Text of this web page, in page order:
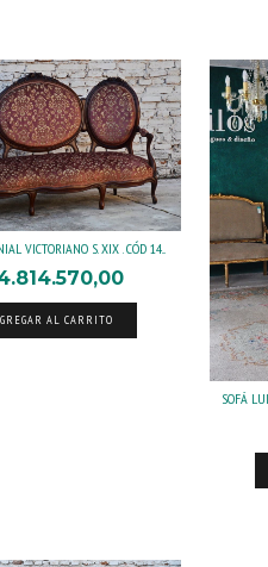
VICTORIANO S. XIX . CÓD 14...
AL CARRITO
SOFÁ